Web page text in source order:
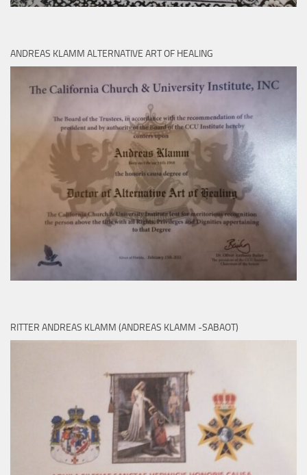
ANDREAS KLAMM ALTERNATIVE ART OF HEALING
RITTER ANDREAS KLAMM (ANDREAS KLAMM -SABAOT)